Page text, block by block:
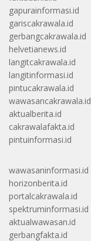
gapurainformasi.id
gariscakrawala.id
gerbangcakrawala.id
helvetianews.id
langitcakrawala.id
langitinformasi.id
pintucakrawala.id
wawasancakrawala.id
aktualberita.id
cakrawalafakta.id
pintuinformasi.id
wawasaninformasi.id
horizonberita.id
portalcakrawala.id
spektruminformasi.id
aktualwawasan.id
gerbangfakta.id